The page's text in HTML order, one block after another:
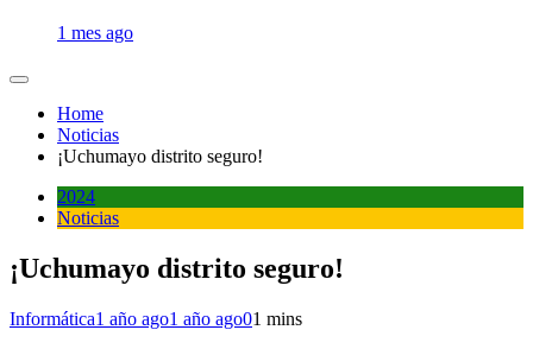
1 mes ago
Home
Noticias
¡Uchumayo distrito seguro!
2024
Noticias
¡Uchumayo distrito seguro!
Informática1 año ago1 año ago01 mins